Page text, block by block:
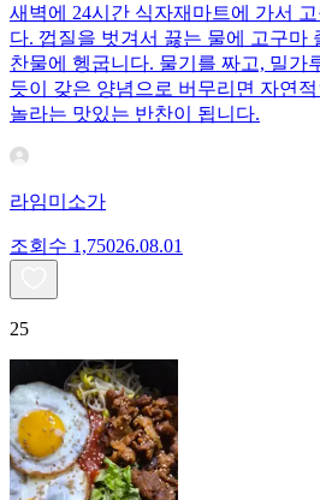
새벽에 24시간 식자재마트에 가서
다. 껍질을 벗겨서 끓는 물에 고구마
찬물에 헹굽니다. 물기를 짜고, 밀가
듯이 갖은 양념으로 버무리면 자연
놀라는 맛있는 반찬이 됩니다.
라임미소가
조회수 1,75026.08.01
25